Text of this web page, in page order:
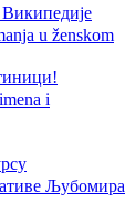
u ženskom
i
Љубомира